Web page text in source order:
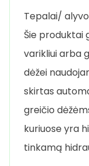
Tepalai/
Šie produktai
varikliui arba
dėžei
skirtas
greičio
kuriuose yra
tinkamą